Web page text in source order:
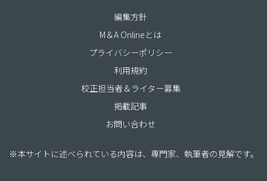
編集方針
M＆A Onlineとは
プライバシーポリシー
利用規約
校正担当者＆ライター募集
掲載記事
お問い合わせ
※本サイトに述べられている内容は、専門家、執筆者の見解です。